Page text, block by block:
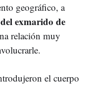
geográfico, a
exmarido de
relación muy
el cuerpo